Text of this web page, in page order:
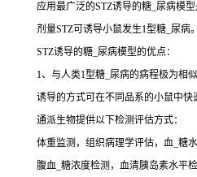
应用最广泛的STZ诱导的糖_尿病模
剂量STZ可诱导小鼠发生1型糖_尿病。
STZ诱导的糖_尿病模型的优点：
1、与人类1型糖_尿病的病程极为相
诱导的方式可在不同品系的小鼠中快
通派生物提供以下检测评估方式：
体重监测，组织病理学评估，血_糖
腹血_糖浓度检测，血清胰岛素水平